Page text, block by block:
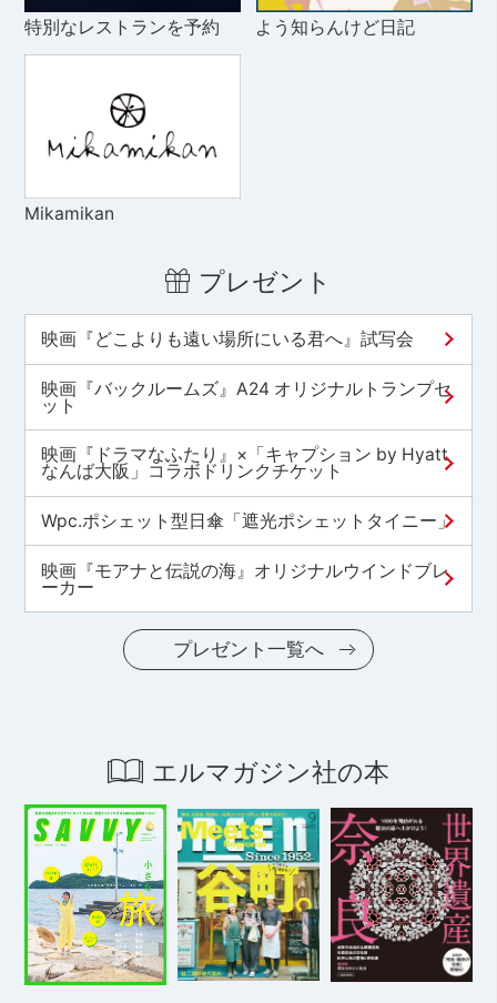
特別なレストランを予約 よう知らんけど日記
Mikamikan
プレゼント
映画『どこよりも遠い場所にいる君へ』試写会
映画『バックルームズ』A24 オリジナルトランプセ
ット
映画『ドラマなふたり』×「キャプション by Hyatt
なんば大阪」コラボドリンクチケット
Wpc.ポシェット型日傘「遮光ポシェットタイニー」
映画『モアナと伝説の海』オリジナルウインドブレ
ーカー
プレゼント一覧へ
エルマガジン社の本